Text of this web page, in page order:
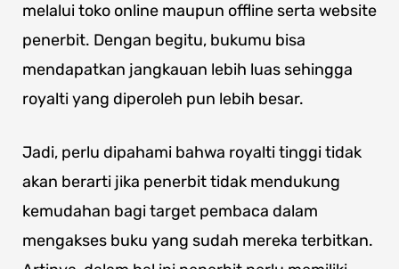
melalui toko online maupun offline serta website
penerbit. Dengan begitu, bukumu bisa
mendapatkan jangkauan lebih luas sehingga
royalti yang diperoleh pun lebih besar.
Jadi, perlu dipahami bahwa royalti tinggi tidak
akan berarti jika penerbit tidak mendukung
kemudahan bagi target pembaca dalam
mengakses buku yang sudah mereka terbitkan.